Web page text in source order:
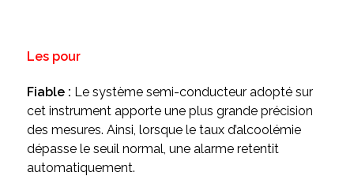
Les pour
Fiable : Le système semi-conducteur adopté sur
cet instrument apporte une plus grande précision
des mesures. Ainsi, lorsque le taux d’alcoolémie
dépasse le seuil normal, une alarme retentit
automatiquement.